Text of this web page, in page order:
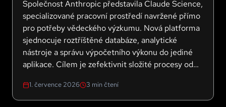
Společnost Anthropic představila Claude Science,
specializované pracovní prostředí navržené přímo
pro potřeby vědeckého výzkumu. Nová platforma
sjednocuje roztříštěné databáze, analytické
nástroje a správu výpočetního výkonu do jediné
aplikace. Cílem je zefektivnit složité procesy od
Jak novinka, která je aktuálně v beta verzi,
funguje v praxi a pro koho je dostupná?
1. července 2026 3 min čtení